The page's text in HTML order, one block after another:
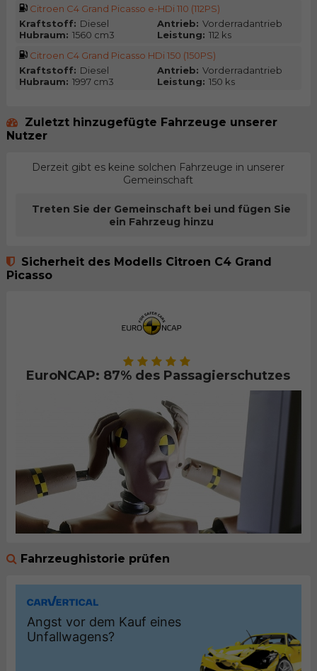
Citroen C4 Grand Picasso e-HDi 110 (112PS)
Kraftstoff: Diesel Antrieb: Vorderradantrieb
Hubraum: 1560 cm3 Leistung: 112 ks
Citroen C4 Grand Picasso HDi 150 (150PS)
Kraftstoff: Diesel Antrieb: Vorderradantrieb
Hubraum: 1997 cm3 Leistung: 150 ks
Zuletzt hinzugefügte Fahrzeuge unserer
Nutzer
Derzeit gibt es keine solchen Fahrzeuge in unserer
Gemeinschaft
Treten Sie der Gemeinschaft bei und fügen Sie
ein Fahrzeug hinzu
Sicherheit des Modells Citroen C4 Grand
Picasso
EuroNCAP: 87% des Passagierschutzes
Fahrzeughistorie prüfen